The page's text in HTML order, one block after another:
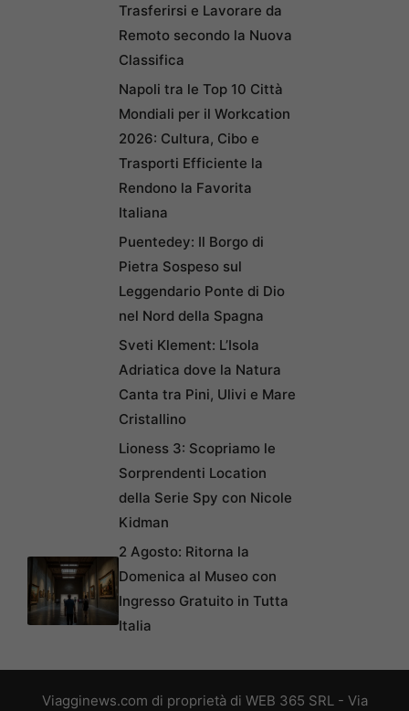
Trasferirsi e Lavorare da
Remoto secondo la Nuova
Classifica
Napoli tra le Top 10 Città
Mondiali per il Workcation
2026: Cultura, Cibo e
Trasporti Efficiente la
Rendono la Favorita
Italiana
Puentedey: Il Borgo di
Pietra Sospeso sul
Leggendario Ponte di Dio
nel Nord della Spagna
Sveti Klement: L’Isola
Adriatica dove la Natura
Canta tra Pini, Ulivi e Mare
Cristallino
Lioness 3: Scopriamo le
Sorprendenti Location
della Serie Spy con Nicole
Kidman
2 Agosto: Ritorna la
Domenica al Museo con
Ingresso Gratuito in Tutta
Italia
Viagginews.com di proprietà di WEB 365 SRL - Via